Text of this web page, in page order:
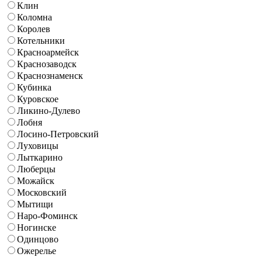
Клин
Коломна
Королев
Котельники
Красноармейск
Краснозаводск
Краснознаменск
Кубинка
Куровское
Ликино-Дулево
Лобня
Лосино-Петровский
Луховицы
Лыткарино
Люберцы
Можайск
Московский
Мытищи
Наро-Фоминск
Ногинске
Одинцово
Ожерелье